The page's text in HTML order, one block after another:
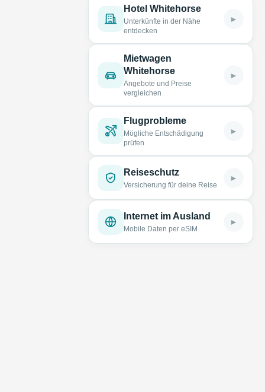
Hotel Whitehorse
Unterkünfte in der Nähe
entdecken
►
Mietwagen
Whitehorse
Angebote und Preise
vergleichen
►
Flugprobleme
Mögliche Entschädigung
prüfen
►
Reiseschutz
Versicherung für deine Reise
►
Internet im Ausland
Mobile Daten per eSIM
►